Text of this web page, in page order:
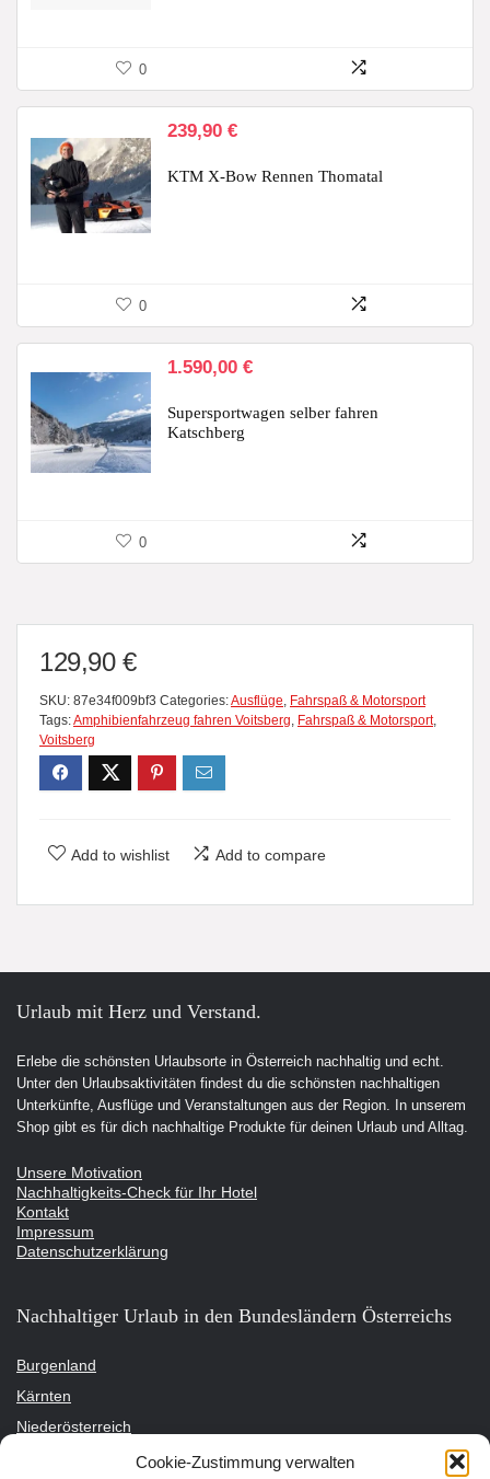
Cookie-Zustimmung verwalten
0
239,90 €
KTM X-Bow Rennen Thomatal
0
1.590,00 €
Supersportwagen selber fahren
Katschberg
0
129,90 €
SKU: 87e34f009bf3 Categories:Ausflüge Fahrspaß & Motorsport
Tags:Amphibienfahrzeug fahren Voitsberg Fahrspaß & Motorsport,
Voitsberg
Add to wishlist Add to compare
Urlaub mit Herz und Verstand.
Erlebe die schönsten Urlaubsorte in Österreich nachhaltig und echt.
Unter den Urlaubsaktivitäten findest du die schönsten nachhaltigen
Unterkünfte, Ausflüge und Veranstaltungen aus der Region. In unserem
Shop gibt es für dich nachhaltige Produkte für deinen Urlaub und Alltag.
Unsere Motivation
Nachhaltigkeits-Check für Ihr Hotel
Kontakt
Impressum
Datenschutzerklärung
Nachhaltiger Urlaub in den Bundesländern Österreichs
Burgenland
Kärnten
Niederösterreich